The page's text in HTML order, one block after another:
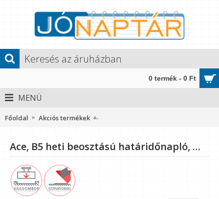
0 termék - 0 Ft
MENÜ
Főoldal Akciós termékek
Ace, B5 heti beosztású határidőnapló, Menta